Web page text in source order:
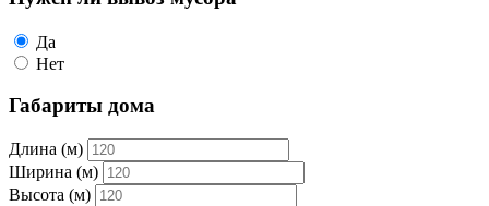
Да
Нет
Габариты дома
Длина (м)
Ширина (м)
Высота (м)